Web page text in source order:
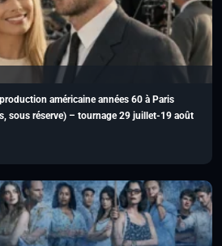
américaine années 60 à Paris
sous réserve) – tournage 29 juillet-19 août